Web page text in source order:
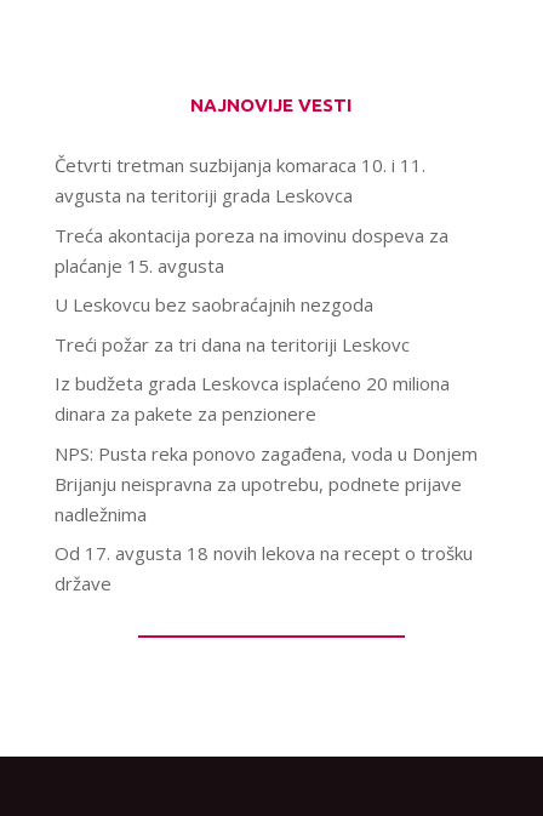
NAJNOVIJE VESTI
Četvrti tretman suzbijanja komaraca 10. i 11.
avgusta na teritoriji grada Leskovca
Treća akontacija poreza na imovinu dospeva za
plaćanje 15. avgusta
U Leskovcu bez saobraćajnih nezgoda
Treći požar za tri dana na teritoriji Leskovc
Iz budžeta grada Leskovca isplaćeno 20 miliona
dinara za pakete za penzionere
NPS: Pusta reka ponovo zagađena, voda u Donjem
Brijanju neispravna za upotrebu, podnete prijave
nadležnima
Od 17. avgusta 18 novih lekova na recept o trošku
države